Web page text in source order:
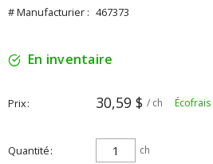
# Manufacturier : 467373
En inventaire
Prix 30,59 $ / ch Écofrais
Quantité ch